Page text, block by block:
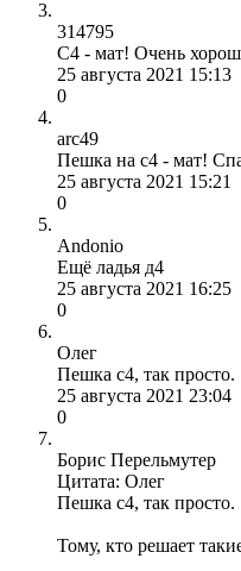
314795
С4 - мат! Очень
25 августа 2021 15:13
0
arc49
Пешка на c4 - мат!
25 августа 2021 15:21
0
Andonio
Ещё ладья д4
25 августа 2021 16:25
0
Олег
Пешка с4, так просто.
25 августа 2021 23:04
0
Борис Перельмутер
Цитата: Олег
Пешка с4, так просто.
Тому, кто решает